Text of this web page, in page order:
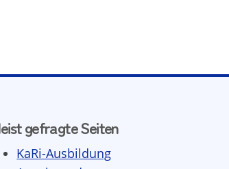
gefragte Seiten
KaRi-Ausbildung